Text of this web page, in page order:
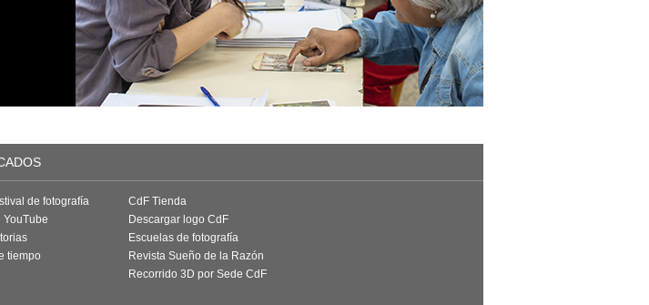
de fotografía
tiempo
CdF Tienda
Descargar logo CdF
Escuelas de fotografía
Revista Sueño de la Razón
Recorrido 3D por Sede CdF